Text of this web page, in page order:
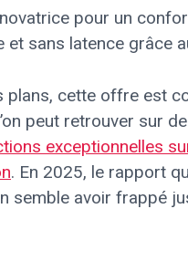
novatrice pour un
et sans latence grâce
cette offre est
peut retrouver sur
exceptionnelles
. En 2025, le rapport
semble avoir frappé